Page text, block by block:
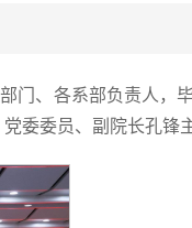
门、各系部负责人，
委委员、副院长孔锋